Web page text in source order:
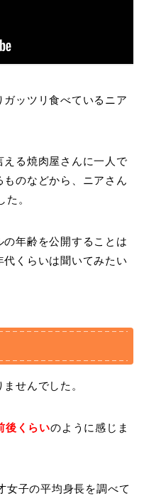
ッツリ食べているニア
る焼肉屋さんに一人で
のなどから、ニアさん
。
年齢を公開することは
くらいは聞いてみたい
せんでした。
後くらいのように感じま
女子の平均身長を調べて